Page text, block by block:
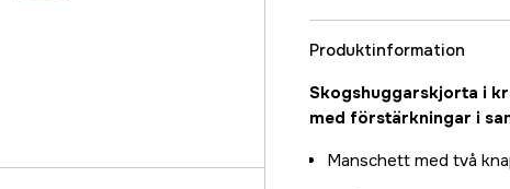
2XL
449 kr
Produktinformation
Skogshuggarskjorta i
med förstärkningar i
Manschett med två